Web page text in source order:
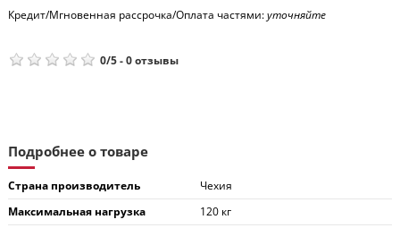
Кредит/Мгновенная рассрочка/Оплата частями:уточняйте
0/5-0отзывы
Подробнее о товаре
Страна производитель
Чехия
Максимальная нагрузка
120 кг